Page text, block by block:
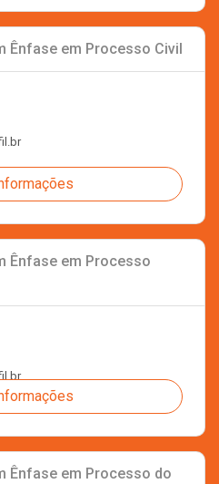
Ênfase em Processo Civil
Ênfase em Processo
Ênfase em Processo do